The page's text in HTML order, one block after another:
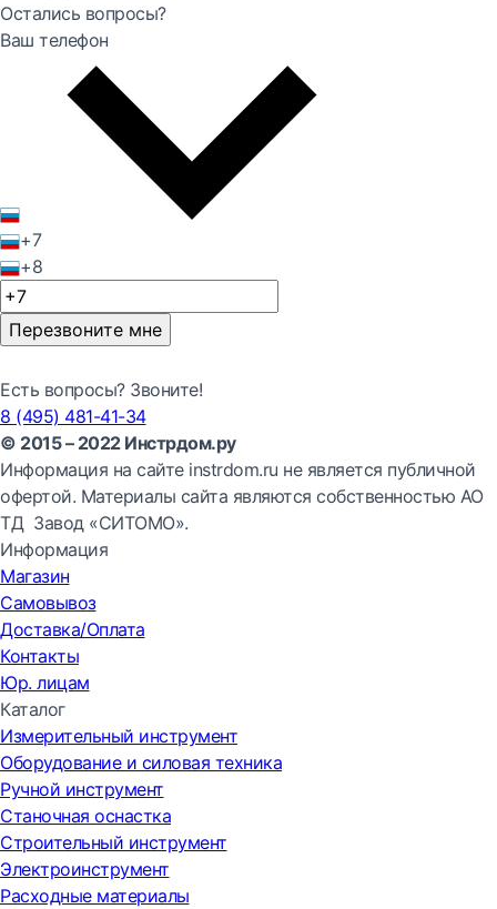
Остались вопросы?
Ваш телефон
+7
+8
Перезвоните мне
Есть вопросы? Звоните!
8 (495) 481-41-34
© 2015 – 2022 Инстрдом.ру
Информация на сайте instrdom.ru не является публичной
офертой. Материалы сайта являются собственностью АО
ТД Завод «СИТОМО».
Информация
Магазин
Самовывоз
Доставка/Оплата
Контакты
Юр. лицам
Каталог
Измерительный инструмент
Оборудование и силовая техника
Ручной инструмент
Станочная оснастка
Строительный инструмент
Электроинструмент
Расходные материалы